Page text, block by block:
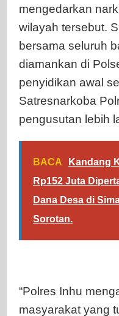
mengedarkan
wilayah tersebut.
bersama seluruh
diamankan di
penyidikan awal
Satresnarkoba
pengusutan lebih
BACA
Kandang
Rp152 Juta
Dana Desa di
Sorotan.
“Polres Inhu
masyarakat yang